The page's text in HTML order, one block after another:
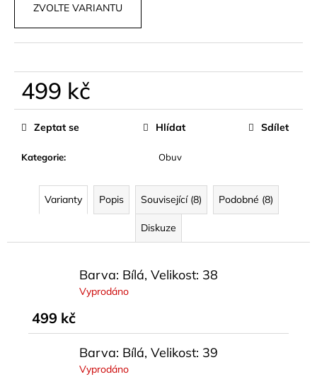
ZVOLTE VARIANTU
499 kč
Měrná
Kategorie: Obuv
Zeptat se Hlídat Sdílet
Varianty Popis Související (8) Podobné (8)
Diskuze
Barva: Bílá, Velikost: 38
Vyprodáno
499 kč
Barva: Bílá, Velikost: 39
Vyprodáno
SKORT
SUKNĚ
LYSORA
kč